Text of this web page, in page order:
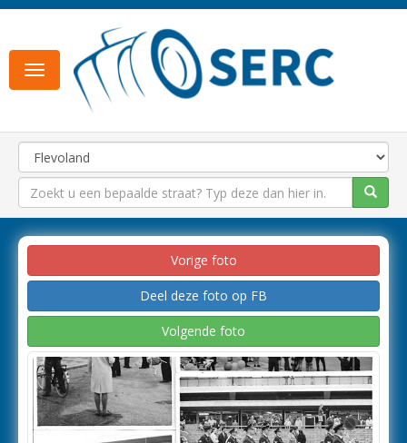
Toggle
navigation
Vorige foto
Deel deze foto op FB
Volgende foto